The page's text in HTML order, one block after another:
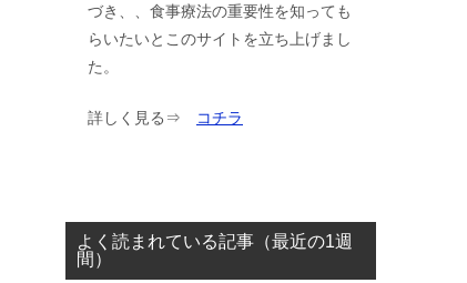
づき、、食事療法の重要性を知っても
らいたいとこのサイトを立ち上げまし
た。
詳しく見る⇒ コチラ
よく読まれている記事（最近の1週
間）